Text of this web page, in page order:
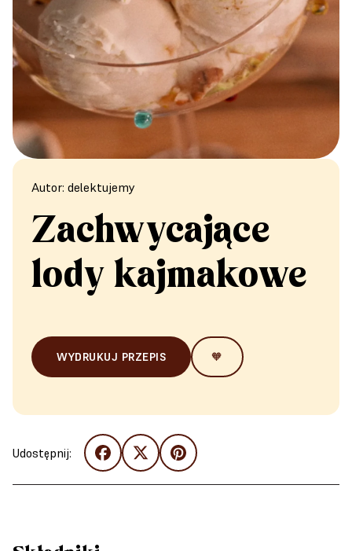
Autor: delektujemy
Zachwycające
lody kajmakowe
WYDRUKUJ PRZEPIS 🧡
Udostępnij: